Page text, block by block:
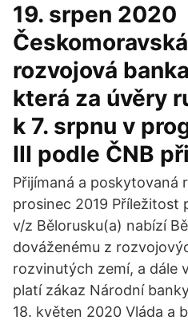
19. srpen 2020
rozvojová
která za úvěry
k 7. srpnu v
III podle ČNB
Přijímaná a poskytovaná
prosinec 2019 Příležitost
v/z Bělorusku(a) nabízí
dováženému z
rozvinutých zemí, a dále
platí zákaz Národní
18. květen 2020 Vláda a